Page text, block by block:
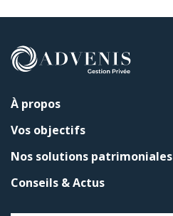
À propos
Vos objectifs
Nos solutions patrimoniales
Conseils & Actus